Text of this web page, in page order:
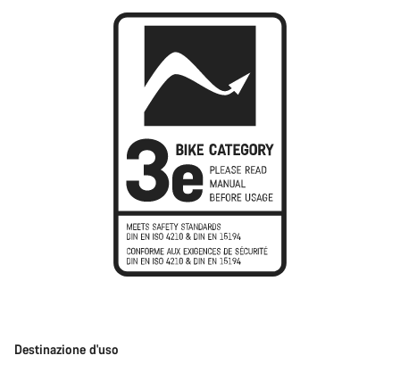
Destinazione d'uso